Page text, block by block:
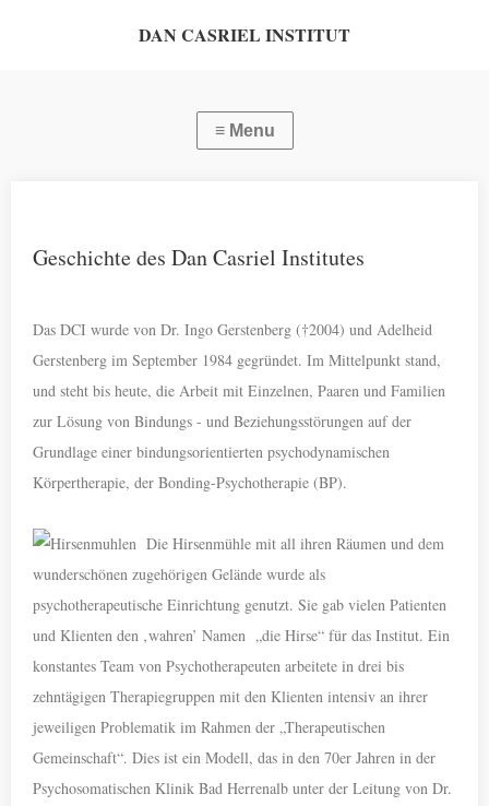
DAN CASRIEL INSTITUT
Geschichte des Dan Casriel Institutes
Das DCI wurde von Dr. Ingo Gerstenberg (†2004) und Adelheid
Gerstenberg im September 1984 gegründet. Im Mittelpunkt stand,
und steht bis heute, die Arbeit mit Einzelnen, Paaren und Familien
zur Lösung von Bindungs - und Beziehungsstörungen auf der
Grundlage einer bindungsorientierten psychodynamischen
Körpertherapie, der Bonding-Psychotherapie (BP).
Die Hirsenmühle mit all ihren Räumen und dem
wunderschönen zugehörigen Gelände wurde als
psychotherapeutische Einrichtung genutzt. Sie gab vielen Patienten
und Klienten den ‚wahren’ Namen „die Hirse“ für das Institut. Ein
konstantes Team von Psychotherapeuten arbeitete in drei bis
zehntägigen Therapiegruppen mit den Klienten intensiv an ihrer
jeweiligen Problematik im Rahmen der „Therapeutischen
Gemeinschaft“. Dies ist ein Modell, das in den 70er Jahren in der
Psychosomatischen Klinik Bad Herrenalb unter der Leitung von Dr.